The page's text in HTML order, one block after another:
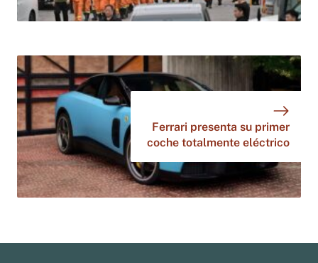
Ferrari presenta su primer
coche totalmente eléctrico